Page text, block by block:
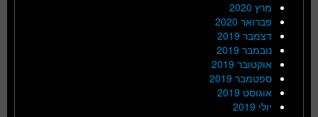
מרץ 2020
פברואר 2020
דצמבר 2019
נובמבר 2019
אוקטובר 2019
ספטמבר 2019
אוגוסט 2019
יולי 2019